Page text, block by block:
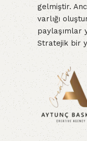
gelmiştir.
varlığı
paylaşımlar
Stratejik bir